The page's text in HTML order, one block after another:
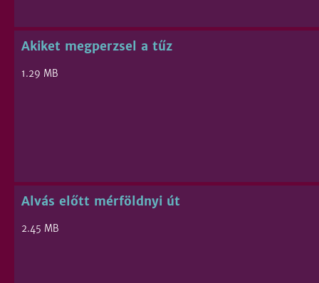
Akiket megperzsel a tűz
1.29 MB
Alvás előtt mérföldnyi út
2.45 MB